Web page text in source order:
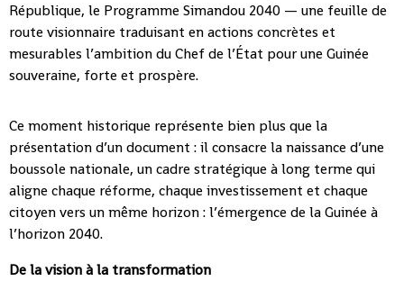
République, le Programme Simandou 2040 — une feuille de
route visionnaire traduisant en actions concrètes et
mesurables l’ambition du Chef de l’État pour une Guinée
souveraine, forte et prospère.
Ce moment historique représente bien plus que la
présentation d’un document : il consacre la naissance d’une
boussole nationale, un cadre stratégique à long terme qui
aligne chaque réforme, chaque investissement et chaque
citoyen vers un même horizon : l’émergence de la Guinée à
l’horizon 2040.
De la vision à la transformation